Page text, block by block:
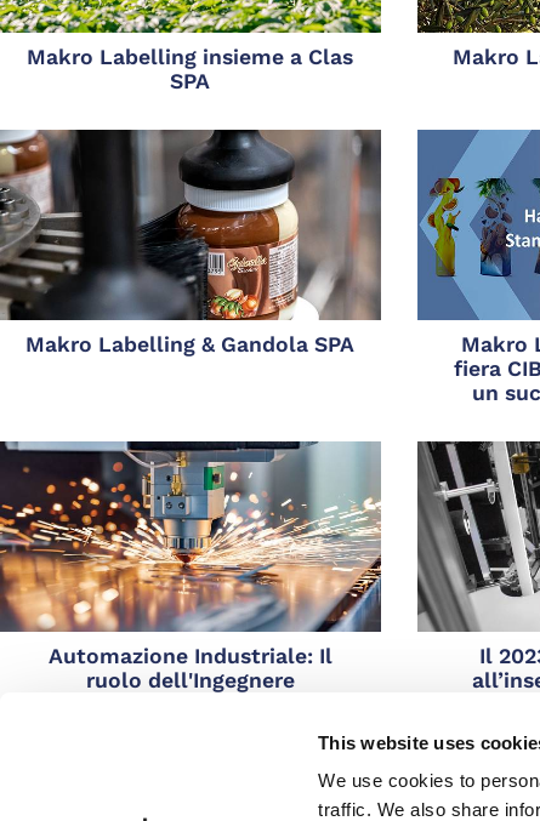
This website uses
We use cookies to
traffic. We also share
Makro Labelling insieme a Clas
SPA
Makro
Makro Labelling & Gandola SPA
Makro
fiera
un
Automazione Industriale: Il
ruolo dell'Ingegnere
Il